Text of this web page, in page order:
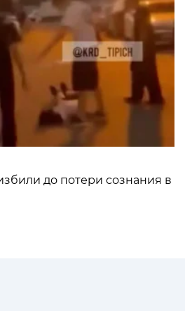
до потери сознания в